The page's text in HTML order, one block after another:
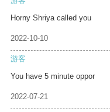
Horny Shriya called you
2022-10-10
游客
You have 5 minute oppor
2022-07-21